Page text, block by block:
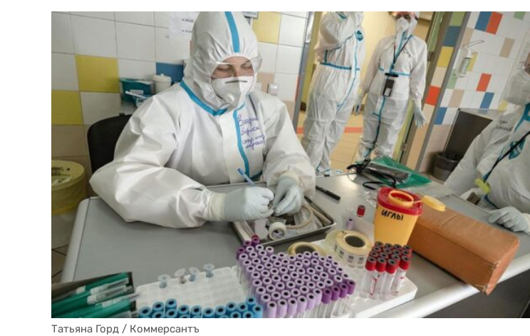
Татьяна Горд / Коммерсантъ